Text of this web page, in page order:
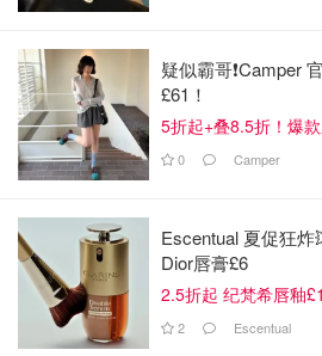
图片来自于@ Always，版权
2. TENA
TENA 是爱适瑞（Essity ）旗下的
德哥尔摩的全球领先的卫生健康公
性护理品牌，在行业内有超过50年
的 instaDRY™ 技术，针对解决短时
的问题，并将液体更均匀地分布在
爽。
TENA 的垫片是相对厚的款式，所
疑似霸哥❗️Camper
£61！
5折起+叠8.5折！爆款
0 Camper
Escentual 夏促狂
Dior唇膏£6
2.5折起 纪梵希唇釉
2 Escentual